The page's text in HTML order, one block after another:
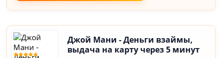
Джой Мани - Деньги взаймы,
выдача на карту через 5 минут